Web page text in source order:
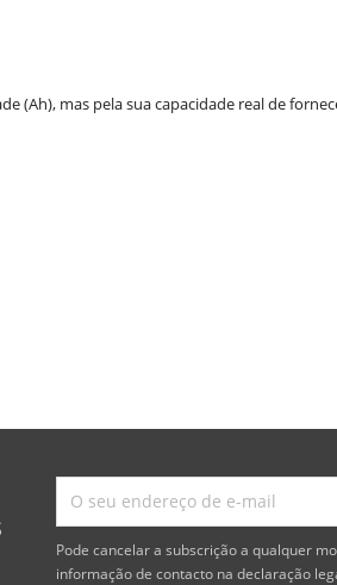
(Ah), mas pela sua capacidade real de
Pode cancelar a subscrição a qualquer
informação de contacto na declaração